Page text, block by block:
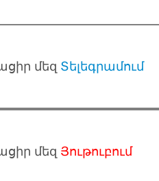
մեզ Տելեգրամում
մեզ Յութուբում